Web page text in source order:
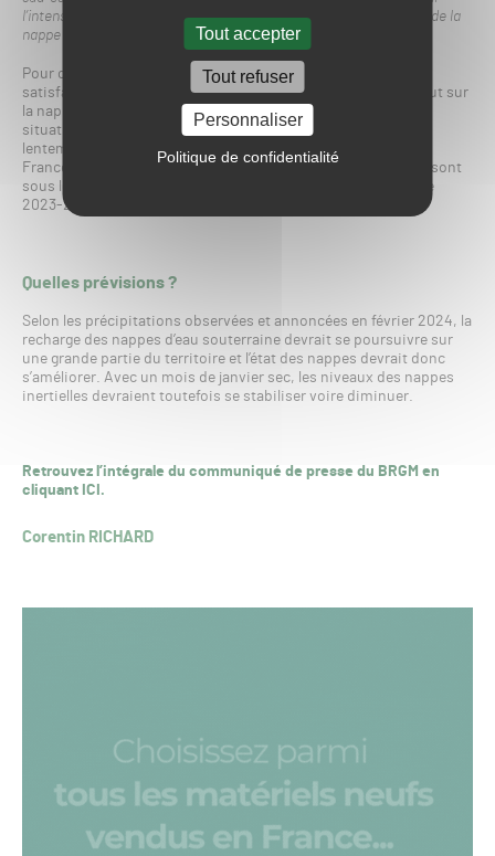
Tout accepter
Tout refuser
Personnaliser
Politique de confidentialité
l’intensité du début de la recharge 2023-2024 et par la réactivité de la
nappe aux pluies
», indique le BRGM.
Pour ce qui est des nappes réactives et mixtes, leur état est
satisfaisant, allant de modérément haut à haut, voire très haut sur
la nappe mixte de la craie du littoral d’Artois-Picardie. Les
situations des nappes inertielles évoluent quant à elles très
lentement. Depuis l’automne, leur état s’améliore à l’est de la
France notamment. Dans le sud-est, les niveaux des nappes sont
sous les normales en raison d’un déficit de début de recharge
2023-2024.
Quelles prévisions ?
Selon les précipitations observées et annoncées en février 2024, la
recharge des nappes d’eau souterraine devrait se poursuivre sur
une grande partie du territoire et l’état des nappes devrait donc
s’améliorer. Avec un mois de janvier sec, les niveaux des nappes
inertielles devraient toutefois se stabiliser voire diminuer.
Retrouvez l’intégrale du communiqué de presse du BRGM en
cliquant ICI.
Corentin RICHARD